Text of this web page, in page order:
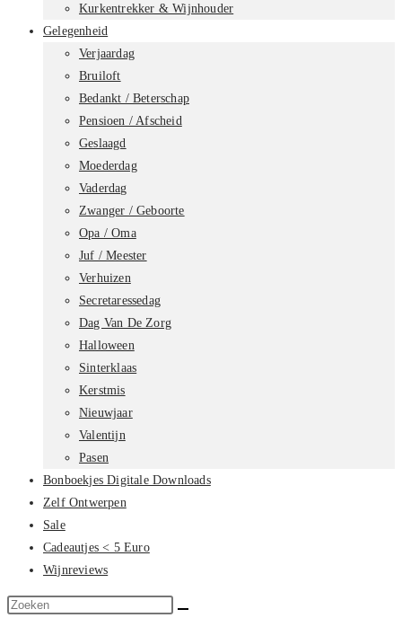
Kurkentrekker & Wijnhouder
Gelegenheid
Verjaardag
Bruiloft
Bedankt / Beterschap
Pensioen / Afscheid
Geslaagd
Moederdag
Vaderdag
Zwanger / Geboorte
Opa / Oma
Juf / Meester
Verhuizen
Secretaressedag
Dag Van De Zorg
Halloween
Sinterklaas
Kerstmis
Nieuwjaar
Valentijn
Pasen
Bonboekjes Digitale Downloads
Zelf Ontwerpen
Sale
Cadeautjes < 5 Euro
Wijnreviews
Zoek